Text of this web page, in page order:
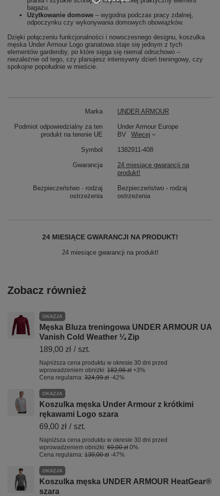
bagażu.
Użytkowanie domowe – wygodna podczas pracy zdalnej,
odpoczynku czy wykonywania domowych obowiązków.
Dzięki połączeniu funkcjonalności i nowoczesnego designu, koszulka
męska Under Armour Logo granatowa staje się jednym z tych
elementów garderoby, po które sięga się niemal odruchowo –
niezależnie od tego, czy planujesz intensywny dzień treningowy, czy
spokojne popołudnie w mieście.
Marka UNDER ARMOUR
Podmiot odpowiedzialny za ten
produkt na terenie UE
Under Armour Europe
BV
Więcej
Symbol 1382911-408
Gwarancja
24 miesiące gwarancji na
produkt!
Bezpieczeństwo - rodzaj
ostrzeżenia
Bezpieczeństwo - rodzaj
ostrzeżenia
24 MIESIĄCE GWARANCJI NA PRODUKT!
24 miesiące gwarancji na produkt!
Zobacz również
OKAZJA
Męska Bluza treningowa UNDER ARMOUR UA
Vanish Cold Weather ¼ Zip
189,00 zł / szt.
Najniższa cena produktu w okresie 30 dni przed
wprowadzeniem obniżki: 182,96 zł +3%
Cena regularna: 324,99 zł -42%
OKAZJA
Koszulka męska Under Armour z krótkimi
rękawami Logo szara
69,00 zł / szt.
Najniższa cena produktu w okresie 30 dni przed
wprowadzeniem obniżki: 69,00 zł 0%
Cena regularna: 130,00 zł -47%
OKAZJA
Koszulka męska UNDER ARMOUR HeatGear®
szara